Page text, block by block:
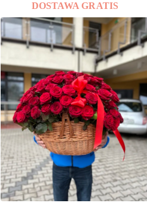
DOSTAWA GRATIS